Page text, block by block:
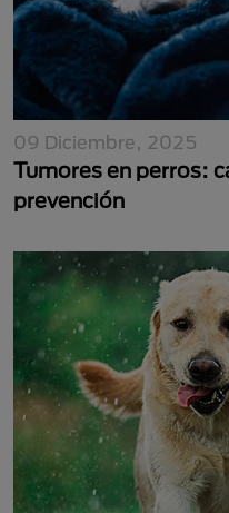
09 Diciembre, 2025
Tumores en perros:
prevención